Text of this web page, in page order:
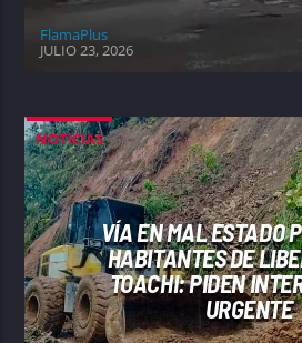
FlamaPlus
JULIO 23, 2026
NOTICIAS
VÍA EN MAL ESTADO
HABITANTES DE
TOACHI: PIDEN
URGENTE